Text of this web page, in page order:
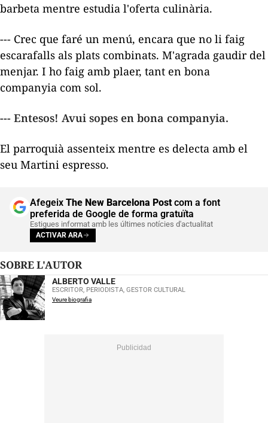
barbeta mentre estudia l'oferta culinària.
--- Crec que faré un menú, encara que no li faig
escarafalls als plats combinats. M'agrada gaudir del
menjar. I ho faig amb plaer, tant en bona
companyia com sol.
--- Entesos! Avui sopes en bona companyia.
El parroquià assenteix mentre es delecta amb el
seu Martini espresso.
Afegeix The New Barcelona Postcom a font
preferida de Google de forma gratuïta
Estigues informat amb les últimes notícies d'actualitat
ACTIVAR ARA
SOBRE L'AUTOR
ALBERTO VALLE
ESCRITOR, PERIODISTA, GESTOR CULTURAL
Veure biografia